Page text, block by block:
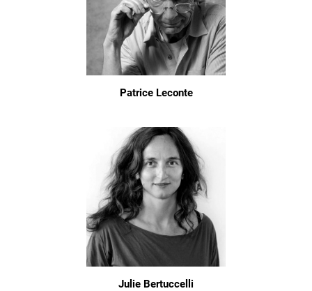
Patrice Leconte
Julie Bertuccelli